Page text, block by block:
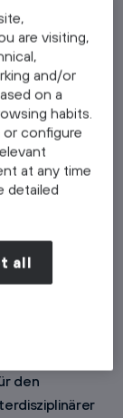
von
und
Jahren,
suchten,
den
are visiting,
and/or
on a
habits.
configure
at any time
detailed
all